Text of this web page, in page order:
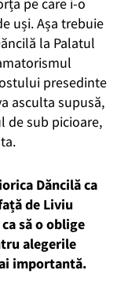
uși. Așa trebuie
la Palatul
presedinte
asculta supusă,
de sub picioare,
Dăncilă ca
de Liviu
să o oblige
alegerile
importantă.